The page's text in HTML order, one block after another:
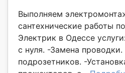
Выполняем
сантехнические работы
Электрик в Одессе
с нуля. -Замена
подрозетников. -